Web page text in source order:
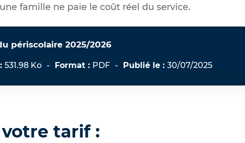
famille ne paie le coût réel du service.
périscolaire 2025/2026
531.98 Ko - Format : PDF - Publié le : 30/07/2025
tarif :